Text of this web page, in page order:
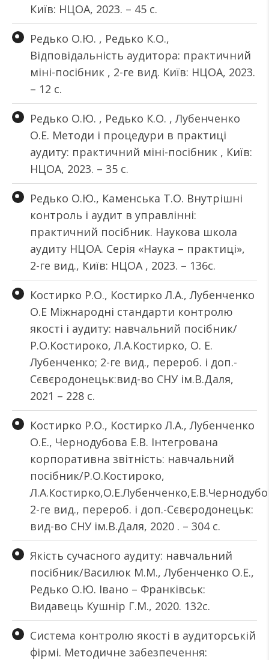
Київ: НЦОА, 2023. – 45 с.
Редько О.Ю. , Редько К.О.,
Відповідальність аудитора: практичний
міні-посібник , 2-ге вид. Київ: НЦОА, 2023.
– 12 с.
Редько О.Ю. , Редько К.О. , Лубенченко
О.Е. Методи і процедури в практиці
аудиту: практичний міні-посібник , Київ:
НЦОА, 2023. – 35 с.
Редько О.Ю., Каменська Т.О. Внутрішні
контроль і аудит в управлінні:
практичний посібник. Наукова школа
аудиту НЦОА. Серія «Наука – практиці»,
2-ге вид., Київ: НЦОА , 2023. – 136с.
Костирко Р.О., Костирко Л.А., Лубенченко
О.Е Міжнародні стандарти контролю
якості і аудиту: навчальний посібник/
Р.О.Костироко, Л.А.Костирко, О. Е.
Лубенченко; 2-ге вид., перероб. і доп.-
Сєвєродонецьк:вид-во СНУ ім.В.Даля,
2021 – 228 с.
Костирко Р.О., Костирко Л.А., Лубенченко
О.Е., Чернодубова Е.В. Інтегрована
корпоративна звітність: навчальний
посібник/Р.О.Костироко,
2-ге вид., перероб. і доп.-Сєвєродонецьк:
вид-во СНУ ім.В.Даля, 2020 . – 304 с.
Якість сучасного аудиту: навчальний
посібник/Василюк М.М., Лубенченко О.Е.,
Редько О.Ю. Івано – Франківськ:
Видавець Кушнір Г.М., 2020. 132с.
Система контролю якості в аудиторській
фірмі. Методичне забезпечення: